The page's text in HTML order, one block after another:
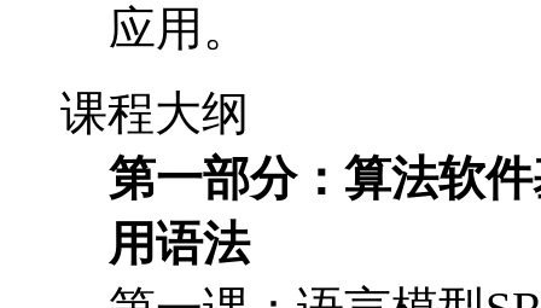
应用。
课程大纲
第一部分：算法软
用语法